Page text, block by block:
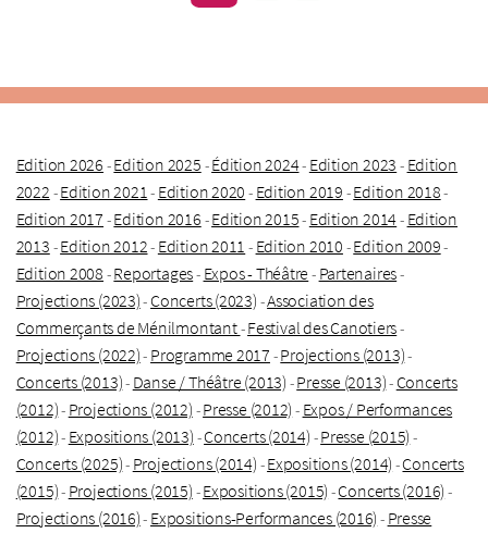
Edition 2026 -Edition 2025 -Édition 2024- Edition 2023 - Edition
2022 -Edition 2021- Edition 2020 - Edition 2019 -Edition 2018-
Edition 2017 -Edition 2016 -Edition 2015- Edition 2014- Edition
2013 -Edition 2012- Edition 2011 - Edition 2010 -Edition 2009-
Edition 2008 -Reportages- Expos - Théâtre- Partenaires-
Projections (2023)- Concerts (2023) -Association des
Commerçants de Ménilmontant-Festival des Canotiers-
Projections (2022)- Programme 2017 -Projections (2013)-
Concerts (2013)- Danse / Théâtre (2013) -Presse (2013)- Concerts
(2012)- Projections (2012) -Presse (2012) - Expos / Performances
(2012)- Expositions (2013) -Concerts (2014) -Presse (2015) -
Concerts (2025)- Projections (2014) -Expositions (2014) -Concerts
(2015)- Projections (2015) -Expositions (2015) -Concerts (2016) -
Projections (2016)- Expositions-Performances (2016) - Presse